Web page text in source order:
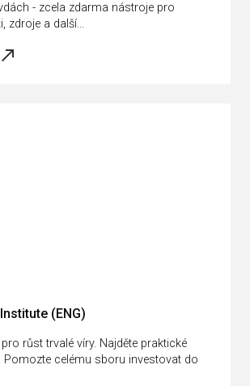
- zcela zdarma nástroje pro
zdroje a další...
(ENG)
růst trvalé víry. Najděte praktické
Pomozte celému sboru investovat do